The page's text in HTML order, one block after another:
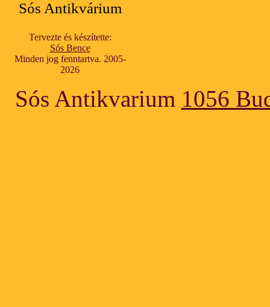
Sós Antikvárium
Tervezte és készítette:
Sós Bence
Minden jog fenntartva. 2005-
2026
Sós Antikvarium 1056